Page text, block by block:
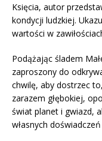
Księcia, autor
kondycji ludzkiej.
wartości w
Podążając śladem
zaproszony do
chwilę, aby dostrzec
zarazem głębokiej,
świat planet i gwiazd,
własnych